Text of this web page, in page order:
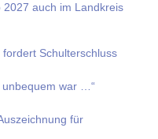
2027 auch im Land­kreis
fordert Schulterschluss
unbequem war …“
für